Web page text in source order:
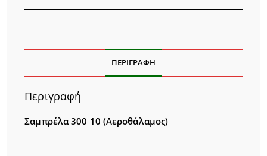
ΠΕΡΙΓΡΑΦΉ
Περιγραφή
Σαμπρέλα 300 10 (Αεροθάλαμος)